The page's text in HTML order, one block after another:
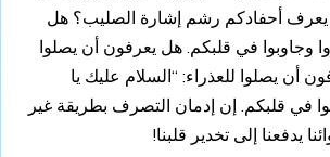
أحفادكم رشم إشارة الصليب؟ هل
وجاوبوا في قلبكم. هل يعرفون أن يصلوا
أن يصلوا للعذراء: “السلام عليك يا
في قلبكم. إن إدمان التصرف بطريقة غير
يدفعنا إلى تخدير قلبنا!